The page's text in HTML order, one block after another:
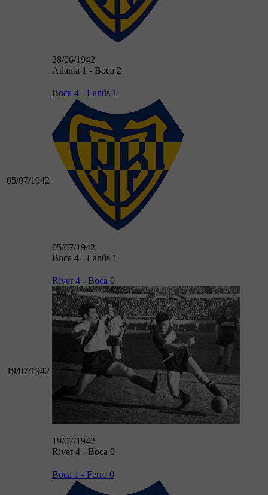
28/06/1942
Atlanta 1 - Boca 2
05/07/1942
Boca 4 - Lanús 1
05/07/1942
Boca 4 - Lanús 1
19/07/1942
River 4 - Boca 0
19/07/1942
River 4 - Boca 0
Boca 1 - Ferro 0